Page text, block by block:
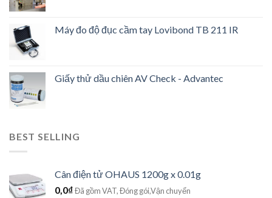
Máy đo độ đục cầm tay Lovibond TB 211 IR
Giấy thử dầu chiên AV Check - Advantec
BEST SELLING
Cân điện tử OHAUS 1200g x 0.01g
0,0₫Đã gồm VAT, Đóng gói,Vận chuyển